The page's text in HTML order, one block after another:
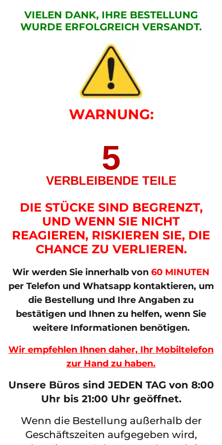
VIELEN DANK, IHRE BESTELLUNG
WURDE ERFOLGREICH VERSANDT.
WARNUNG:
VERBLEIBENDE TEILE
5
DIE STÜCKE SIND BEGRENZT,
UND WENN SIE NICHT
REAGIEREN, RISKIEREN SIE, DIE
CHANCE ZU VERLIEREN.
Wir werden Sie innerhalb von 60 MINUTEN
per Telefon und Whatsapp kontaktieren, um
die Bestellung und Ihre Angaben zu
bestätigen und Ihnen zu helfen, wenn Sie
weitere Informationen benötigen.
Wir empfehlen Ihnen daher, Ihr Mobiltelefon
zur Hand zu haben.
Unsere Büros sind JEDEN TAG von 8:00
Uhr bis 21:00 Uhr geöffnet.
Wenn die Bestellung außerhalb der
Geschäftszeiten aufgegeben wird,